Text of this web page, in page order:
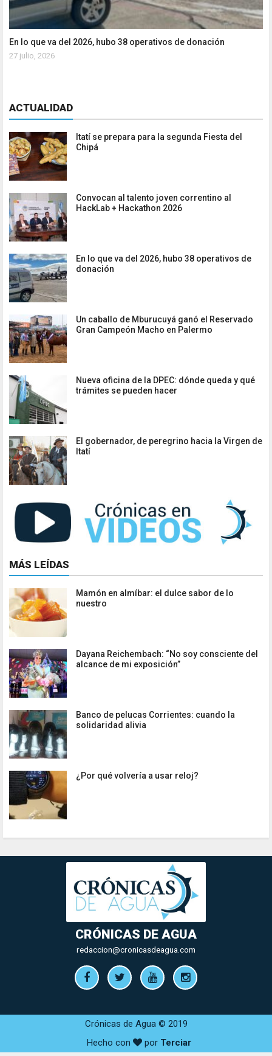
En lo que va del 2026, hubo 38 operativos de donación
27 julio, 2026
ACTUALIDAD
Itatí se prepara para la segunda Fiesta del
Chipá
Convocan al talento joven correntino al
HackLab + Hackathon 2026
En lo que va del 2026, hubo 38 operativos de
donación
Un caballo de Mburucuyá ganó el Reservado
Gran Campeón Macho en Palermo
Nueva oficina de la DPEC: dónde queda y qué
trámites se pueden hacer
El gobernador, de peregrino hacia la Virgen de
Itatí
MÁS LEÍDAS
Mamón en almíbar: el dulce sabor de lo
nuestro
Dayana Reichembach: “No soy consciente del
alcance de mi exposición”
Banco de pelucas Corrientes: cuando la
solidaridad alivia
¿Por qué volvería a usar reloj?
CRÓNICAS DE AGUA
redaccion@cronicasdeagua.com
Crónicas de Agua © 2019
Hecho con
por Terciar